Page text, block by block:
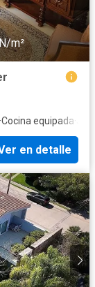
m²
·Cocina equipada
en detalle